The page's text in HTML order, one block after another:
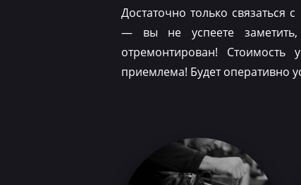
Достаточно только
— вы не успеете
отремонтирован!
приемлема! Будет оперативно